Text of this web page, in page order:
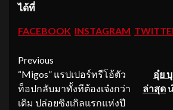
ได้ที่
FACEBOOK INSTAGRAM
Continue
Reading
Previous
“Migos” แรปเปอร์ทรีโอ้ตัว
ท็อปกลับมาทั้งทีต้องเจ๋งกว่า
เดิม ปล่อยซิงเกิลแรกแห่งปี
อุ๋ย
ล่าสุด